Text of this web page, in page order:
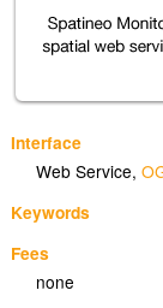
Interface
Web Service,
Keywords
Fees
none